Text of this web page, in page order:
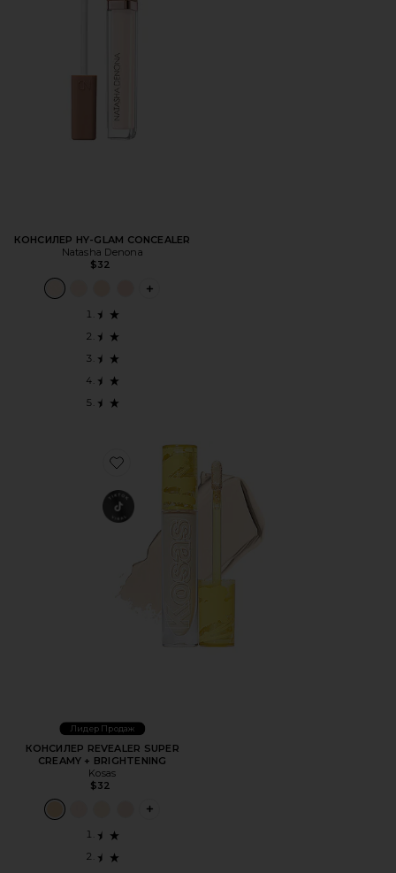
КОНСИЛЕР HY-GLAM CONCEALER
Natasha Denona
$32
PLUS ICON TO SEE MORE OPTIONS
Favorite КОНСИЛЕР REVEALER SUPER CREAMY +
Лидер Продаж
КОНСИЛЕР REVEALER SUPER
CREAMY + BRIGHTENING
Kosas
$32
PLUS ICON TO SEE MORE OPTIONS FOR